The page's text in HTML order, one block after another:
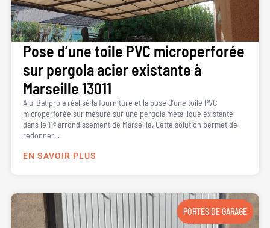
Pose d’une toile PVC microperforée
sur pergola acier existante à
Marseille 13011
Alu-Batipro a réalisé la fourniture et la pose d’une toile PVC
microperforée sur mesure sur une pergola métallique existante
dans le 11ᵉ arrondissement de Marseille. Cette solution permet de
redonner...
EN SAVOIR PLUS
PORTES DE GARAGE